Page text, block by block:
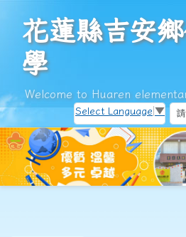
花蓮縣吉安鄉化仁國
花蓮縣吉安
學
Welcome to Huaren
Select Language ▼